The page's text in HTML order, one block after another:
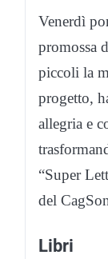
Venerdì
promossa
piccoli la
progetto,
allegria e
“Super
del
Libri